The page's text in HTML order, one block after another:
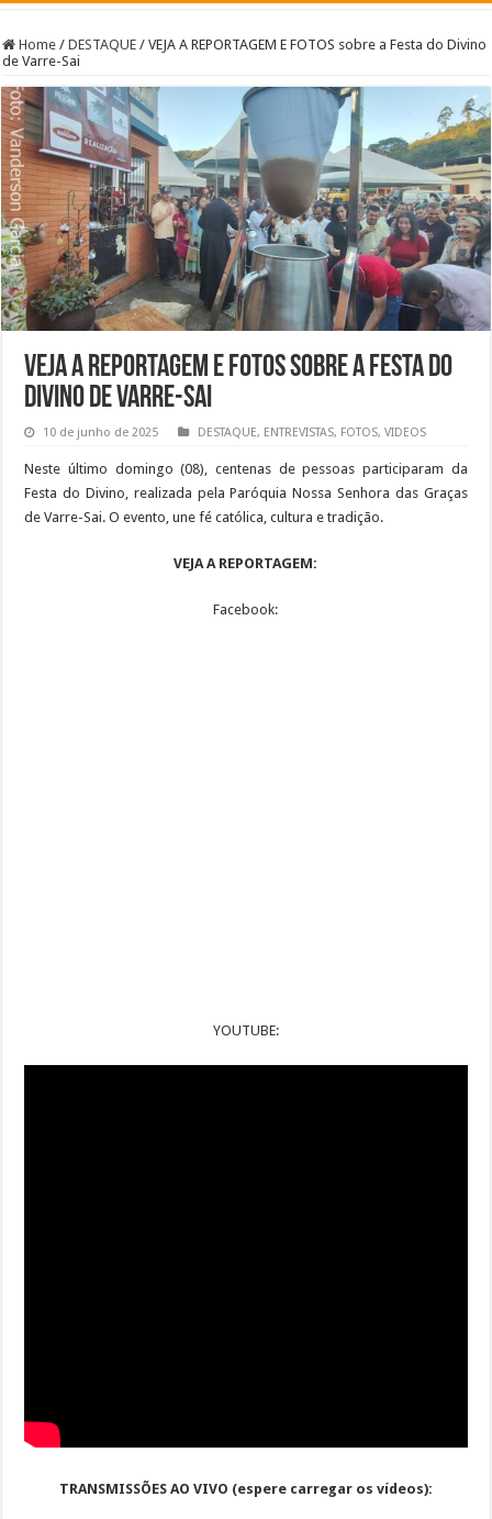
Home / DESTAQUE / VEJA A REPORTAGEM E FOTOS sobre a Festa do Divino
de Varre-Sai
VEJA A REPORTAGEM E FOTOS sobre a Festa do
Divino de Varre-Sai
10 de junho de 2025 DESTAQUE, ENTREVISTAS, FOTOS,VIDEOS
Neste último domingo (08), centenas de pessoas participaram da
Festa do Divino, realizada pela Paróquia Nossa Senhora das Graças
de Varre-Sai. O evento, une fé católica, cultura e tradição.
VEJA A REPORTAGEM:
Facebook:
YOUTUBE:
TRANSMISSÕES AO VIVO (espere carregar os vídeos):